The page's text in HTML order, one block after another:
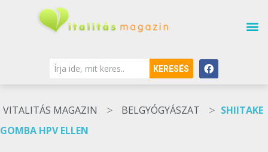
KERESÉS
VITALITÁS MAGAZIN > BELGYÓGYÁSZAT > SHIITAKE
GOMBA HPV ELLEN